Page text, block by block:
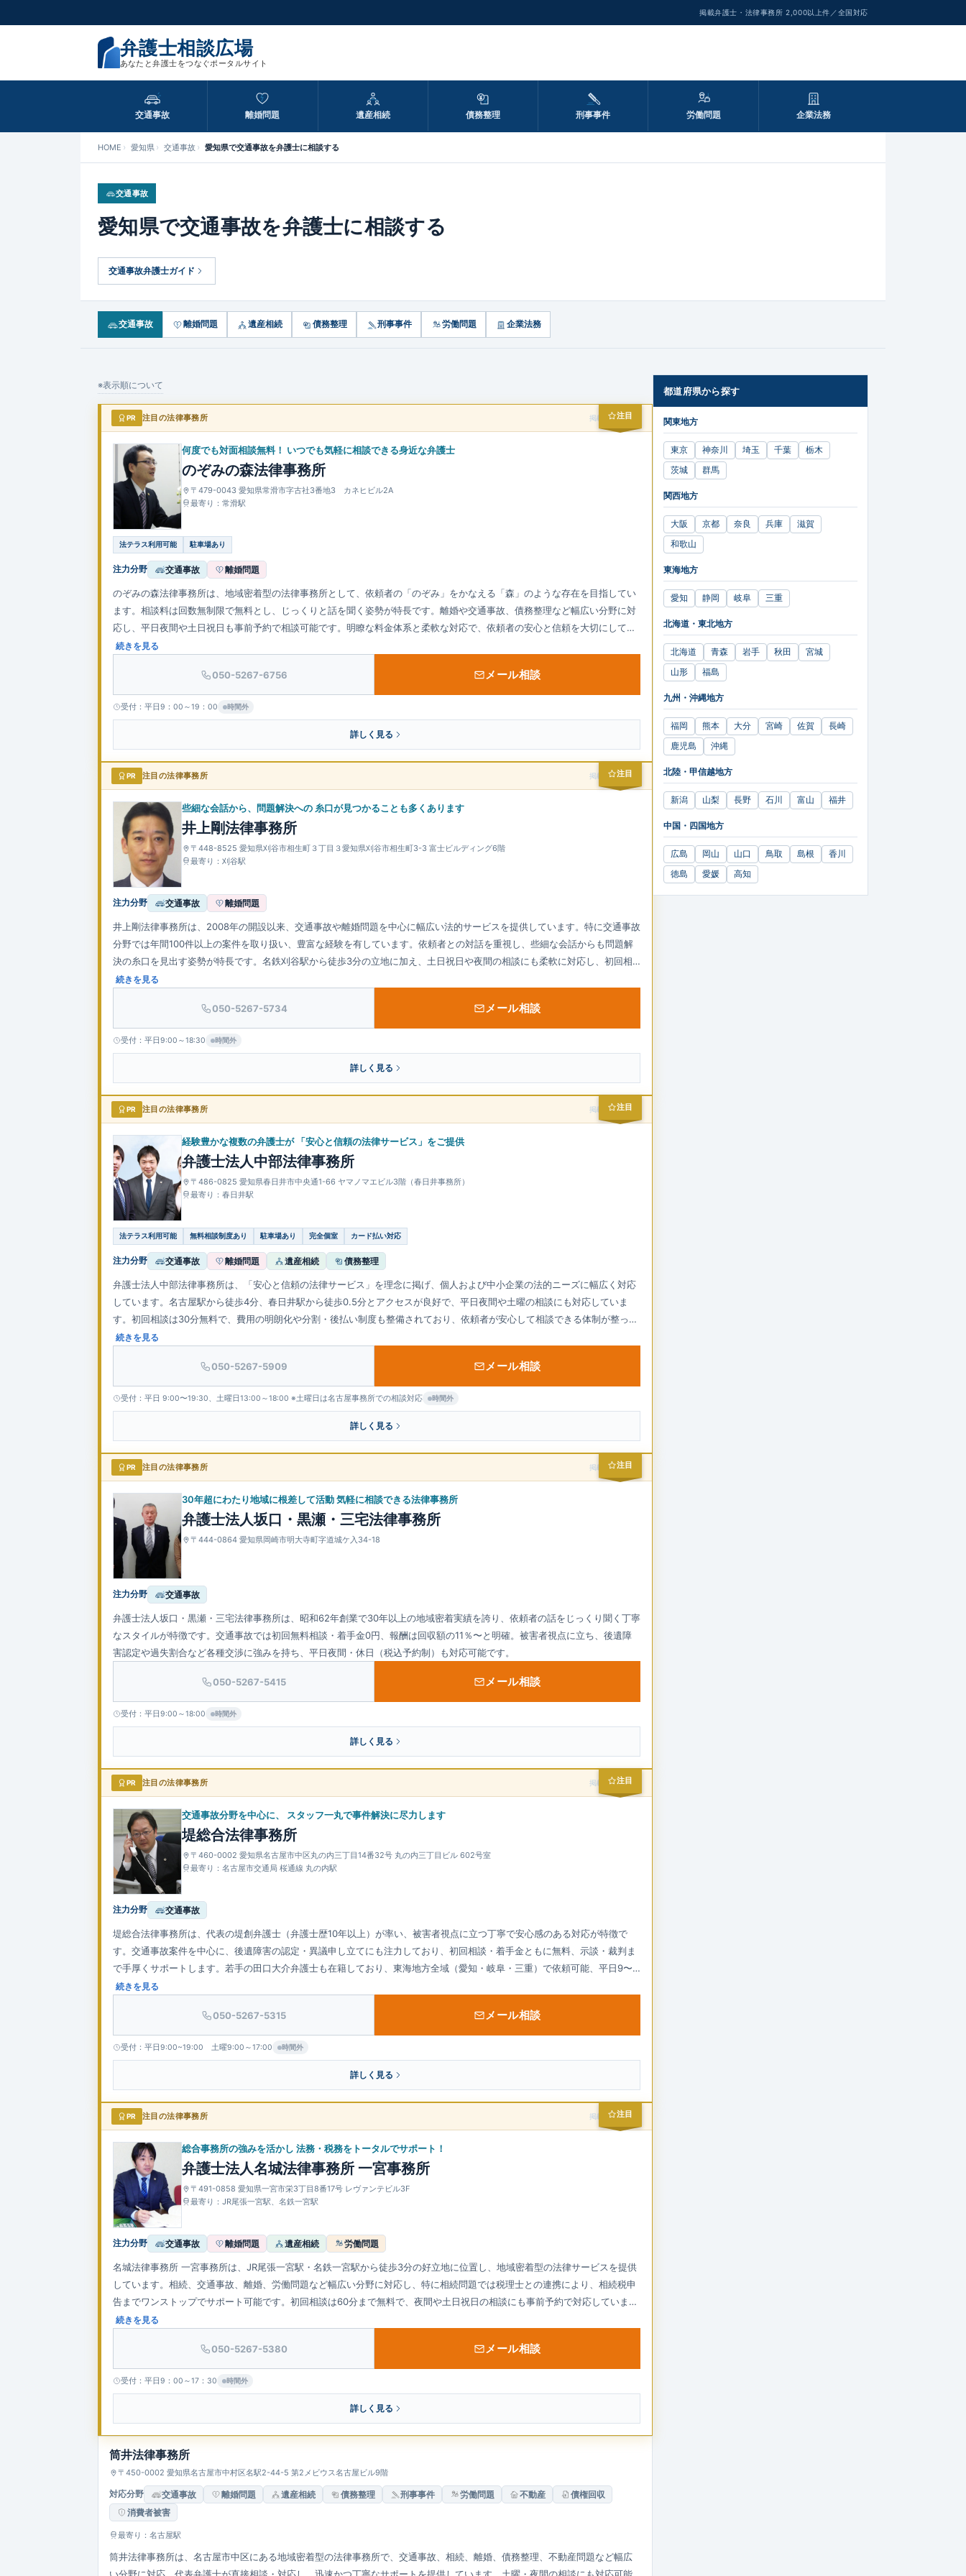
掲載弁護士・法律事務所 2,000以上件／全国対応
弁護士相談広場
あなたと弁護士をつなぐポータルサイト
交通事故 離婚問題 遺産相続 債務整理 刑事事件 労働問題 企業法務
HOME 愛知県 交通事故 愛知県で交通事故を弁護士に相談する
交通事故
愛知県で交通事故を弁護士に相談する
交通事故弁護士ガイド
交通事故 離婚問題 遺産相続 債務整理 刑事事件 労働問題 企業法務
※表示順について
注目
PR 注目の法律事務所 掲載スポンサー
何度でも対面相談無料！ いつでも気軽に相談できる身近な弁護士
のぞみの森法律事務所
〒479-0043 愛知県常滑市字古社3番地3 カネヒビル2A
最寄り：常滑駅
法テラス利用可能 駐車場あり
注力分野 交通事故 離婚問題
のぞみの森法律事務所は、地域密着型の法律事務所として、依頼者の「のぞみ」をかなえる「森」のような存在を目指してい
ます。相談料は回数無制限で無料とし、じっくりと話を聞く姿勢が特長です。離婚や交通事故、債務整理など幅広い分野に対
応し、平日夜間や土日祝日も事前予約で相談可能です。明瞭な料金体系と柔軟な対応で、依頼者の安心と信頼を大切にしてい
ます。
続きを見る
050-5267-6756 メール相談
受付：平日9：00～19：00 時間外
詳しく見る
注目
PR 注目の法律事務所 掲載スポンサー
些細な会話から、問題解決への 糸口が見つかることも多くあります
井上剛法律事務所
〒448-8525 愛知県刈谷市相生町３丁目３愛知県刈谷市相生町3-3 富士ビルディング6階
最寄り：刈谷駅
注力分野 交通事故 離婚問題
井上剛法律事務所は、2008年の開設以来、交通事故や離婚問題を中心に幅広い法的サービスを提供しています。特に交通事故
分野では年間100件以上の案件を取り扱い、豊富な経験を有しています。依頼者との対話を重視し、些細な会話からも問題解
決の糸口を見出す姿勢が特長です。名鉄刈谷駅から徒歩3分の立地に加え、土日祝日や夜間の相談にも柔軟に対応し、初回相
談は30分無料で提供しています。
続きを見る
050-5267-5734 メール相談
受付：平日9:00～18:30 時間外
詳しく見る
注目
PR 注目の法律事務所 掲載スポンサー
経験豊かな複数の弁護士が 「安心と信頼の法律サービス」をご提供
弁護士法人中部法律事務所
〒486-0825 愛知県春日井市中央通1-66 ヤマノマエビル3階（春日井事務所）
最寄り：春日井駅
法テラス利用可能 無料相談制度あり 駐車場あり 完全個室 カード払い対応
注力分野 交通事故 離婚問題 遺産相続 債務整理
弁護士法人中部法律事務所は、「安心と信頼の法律サービス」を理念に掲げ、個人および中小企業の法的ニーズに幅広く対応
しています。名古屋駅から徒歩4分、春日井駅から徒歩0.5分とアクセスが良好で、平日夜間や土曜の相談にも対応していま
す。初回相談は30分無料で、費用の明朗化や分割・後払い制度も整備されており、依頼者が安心して相談できる体制が整って
います。代表弁護士の小林輝征氏は中小企業診断士の資格も有し、企業法務にも精通しています。また、司法書士や税理士と
利便性とプライバシーにも配慮しています。
続きを見る
050-5267-5909 メール相談
受付：平日 9:00〜19:30、土曜日13:00～18:00 ※土曜日は名古屋事務所での相談対応 時間外
詳しく見る
注目
PR 注目の法律事務所 掲載スポンサー
30年超にわたり地域に根差して活動 気軽に相談できる法律事務所
弁護士法人坂口・黒瀬・三宅法律事務所
〒444-0864 愛知県岡崎市明大寺町字道城ケ入34-18
注力分野 交通事故
弁護士法人坂口・黒瀬・三宅法律事務所は、昭和62年創業で30年以上の地域密着実績を誇り、依頼者の話をじっくり聞く丁寧
なスタイルが特徴です。交通事故では初回無料相談・着手金0円、報酬は回収額の11％〜と明確。被害者視点に立ち、後遺障
害認定や過失割合など各種交渉に強みを持ち、平日夜間・休日（税込予約制）も対応可能です。
050-5267-5415 メール相談
受付：平日9:00～18:00 時間外
詳しく見る
注目
PR 注目の法律事務所 掲載スポンサー
交通事故分野を中心に、 スタッフ一丸で事件解決に尽力します
堤総合法律事務所
〒460-0002 愛知県名古屋市中区丸の内三丁目14番32号 丸の内三丁目ビル 602号室
最寄り：名古屋市交通局 桜通線 丸の内駅
注力分野 交通事故
堤総合法律事務所は、代表の堤創弁護士（弁護士歴10年以上）が率い、被害者視点に立つ丁寧で安心感のある対応が特徴で
す。交通事故案件を中心に、後遺障害の認定・異議申し立てにも注力しており、初回相談・着手金ともに無料、示談・裁判ま
で手厚くサポートします。若手の田口大介弁護士も在籍しており、東海地方全域（愛知・岐阜・三重）で依頼可能、平日9〜
19時／土曜9〜17時対応で安心感を高めています。
続きを見る
050-5267-5315 メール相談
受付：平日9:00~19:00 土曜9:00～17:00 時間外
詳しく見る
注目
PR 注目の法律事務所 掲載スポンサー
総合事務所の強みを活かし 法務・税務をトータルでサポート！
弁護士法人名城法律事務所 一宮事務所
〒491-0858 愛知県一宮市栄3丁目8番17号 レヴァンテビル3F
最寄り：JR尾張一宮駅、名鉄一宮駅
注力分野 交通事故 離婚問題 遺産相続 労働問題
名城法律事務所 一宮事務所は、JR尾張一宮駅・名鉄一宮駅から徒歩3分の好立地に位置し、地域密着型の法律サービスを提供
しています。相続、交通事故、離婚、労働問題など幅広い分野に対応し、特に相続問題では税理士との連携により、相続税申
告までワンストップでサポート可能です。初回相談は60分まで無料で、夜間や土日祝日の相談にも事前予約で対応していま
す。依頼者の話を丁寧に聞き取り、納得のいく解決策を提案する姿勢が特長です。
続きを見る
050-5267-5380 メール相談
受付：平日9：00～17：30 時間外
詳しく見る
筒井法律事務所
〒450-0002 愛知県名古屋市中村区名駅2-44-5 第2メビウス名古屋ビル9階
対応分野 交通事故 離婚問題 遺産相続 債務整理 刑事事件 労働問題 不動産
債権回収
消費者被害
最寄り：名古屋駅
筒井法律事務所は、名古屋市中区にある地域密着型の法律事務所で、交通事故、相続、離婚、債務整理、不動産問題など幅広
都道府県から探す
関東地方
東京 神奈川 埼玉 千葉
栃木
茨城
群馬
関西地方
大阪 京都 奈良 兵庫
滋賀
和歌山
東海地方
愛知 静岡 岐阜 三重
北海道・東北地方
北海道 青森 岩手 秋田
宮城
山形
福島
九州・沖縄地方
福岡 熊本 大分 宮崎 佐賀
長崎
鹿児島
沖縄
北陸・甲信越地方
新潟 山梨 長野 石川 富山 福井
中国・四国地方
広島 岡山 山口 鳥取 島根
香川
徳島
愛媛 高知